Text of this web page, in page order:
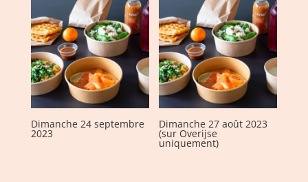
Dimanche 24 septembre
2023
Dimanche 27 août 2023
(sur Overijse
uniquement)